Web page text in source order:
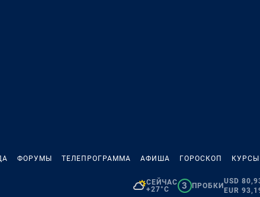
ФОРУМЫ ТЕЛЕПРОГРАММА АФИША ГОРОСКОП
СЕЙЧАС
+27°C
3 ПРОБКИ
USD
EUR